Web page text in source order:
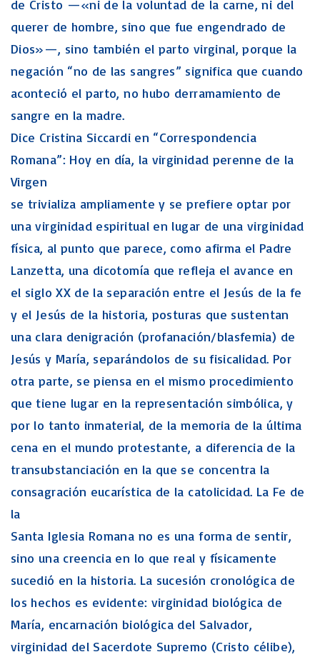
de Cristo —«ni de la voluntad de la carne, ni del
querer de hombre, sino que fue engendrado de
Dios»—, sino también el parto virginal, porque la
negación “no de las sangres” significa que cuando
aconteció el parto, no hubo derramamiento de
sangre en la madre.
Dice Cristina Siccardi en “Correspondencia
Romana”: Hoy en día, la virginidad perenne de la
Virgen
se trivializa ampliamente y se prefiere optar por
una virginidad espiritual en lugar de una virginidad
física, al punto que parece, como afirma el Padre
Lanzetta, una dicotomía que refleja el avance en
el siglo XX de la separación entre el Jesús de la fe
y el Jesús de la historia, posturas que sustentan
una clara denigración (profanación/blasfemia) de
Jesús y María, separándolos de su fisicalidad. Por
otra parte, se piensa en el mismo procedimiento
que tiene lugar en la representación simbólica, y
por lo tanto inmaterial, de la memoria de la última
cena en el mundo protestante, a diferencia de la
transubstanciación en la que se concentra la
consagración eucarística de la catolicidad. La Fe de
la
Santa Iglesia Romana no es una forma de sentir,
sino una creencia en lo que real y físicamente
sucedió en la historia. La sucesión cronológica de
los hechos es evidente: virginidad biológica de
María, encarnación biológica del Salvador,
virginidad del Sacerdote Supremo (Cristo célibe),